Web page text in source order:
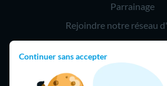
Continuer sans accepter
Parrainage
Rejoindre notre réseau
Hello !
09 75 18 60 60 (8h-